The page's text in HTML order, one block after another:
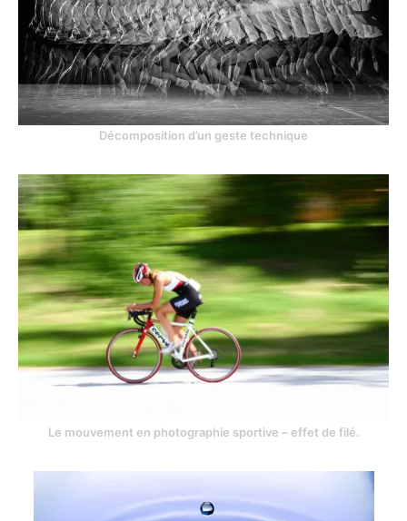
Décomposition d’un geste technique
Le mouvement en photographie sportive – effet de filé.